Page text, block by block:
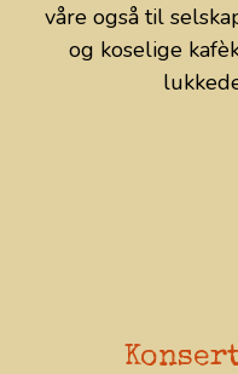
våre også til
og koselige